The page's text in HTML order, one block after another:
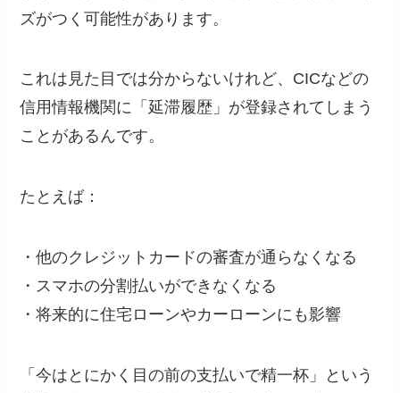
ズがつく可能性があります。
これは見た目では分からないけれど、CICなどの
信用情報機関に「延滞履歴」が登録されてしまう
ことがあるんです。
たとえば：
・他のクレジットカードの審査が通らなくなる
・スマホの分割払いができなくなる
・将来的に住宅ローンやカーローンにも影響
「今はとにかく目の前の支払いで精一杯」という